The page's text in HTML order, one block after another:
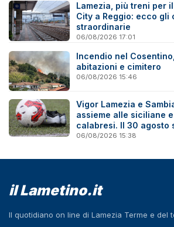
Lamezia, più treni per
City a Reggio: ecco gli
straordinarie
06/08/2026 17:01
Incendio nel
abitazioni e cimitero
06/08/2026 15:46
Vigor Lamezia e
assieme alle siciliane
calabresi. Il 30 agosto
Coppa Italia
06/08/2026 15:38
il Lametino.it
Il quotidiano on line di Lamezia Terme e del